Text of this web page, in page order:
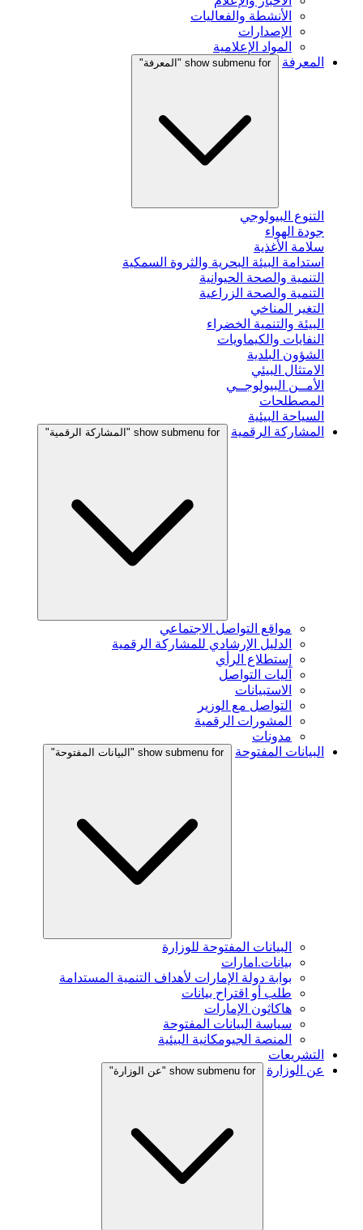
الأنشطة والفعاليات
الإصدارات
المواد الإعلامية
المعرفة
show submenu for "المعرفة"
التنوع البيولوجي
جودة الهواء
سلامة الأغذية
استدامة البيئة البحرية والثروة السمكية
التنمية والصحة الحيوانية
التنمية والصحة الزراعية
التغير المناخي
البيئة والتنمية الخضراء
النفايات والكيماويات
الشؤون البلدية
الامتثال البيئي
الأمــن البيولوجــي
المصطلحات
السياحة البيئية
المشاركة الرقمية
show submenu for "المشاركة الرقمية"
مواقع التواصل الاجتماعي
الدليل الإرشادي للمشاركة الرقمية
إستطلاع الرأي
آليات التواصل
الاستبيانات
التواصل مع الوزير
المشورات الرقمية
مدونات
البيانات المفتوحة
show submenu for "البيانات المفتوحة"
البيانات المفتوحة للوزارة
بيانات.امارات
بوابة دولة الإمارات لأهداف التنمية المستدامة
طلب أو اقتراح بيانات
هاكاثون الإمارات
سياسة البيانات المفتوحة
المنصة الجيومكانية البيئية
التشريعات
عن الوزارة
show submenu for "عن الوزارة"